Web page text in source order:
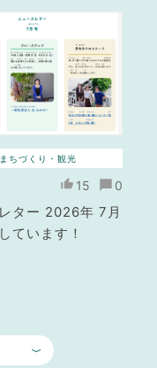
ちづくり・観光
15 0
ター 2026年 7月
ています！